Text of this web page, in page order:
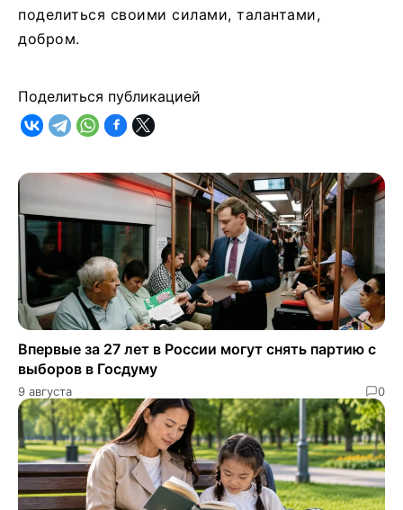
поделиться своими силами, талантами,
добром.
Поделиться публикацией
Впервые за 27 лет в России могут снять партию с
выборов в Госдуму
9 августа 0